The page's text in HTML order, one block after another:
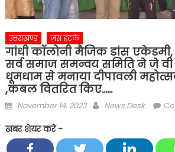
उत्तराखण्ड ज़रा हटके
गांधी कॉलोनी मैजिक डांस
सर्व समाज समन्वय समिति ने जे
धूमधाम से मनाया दीपावली
,कंबल वितरित किए……
Posted
November 14, 2023 Author
News Desk
ख़बर शेयर करें -